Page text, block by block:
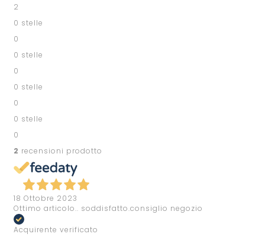
2
0 stelle
0
0 stelle
0
0 stelle
0
0 stelle
0
2 recensioni prodotto
18 Ottobre 2023
Ottimo articolo.. soddisfatto.consiglio negozio
Acquirente verificato